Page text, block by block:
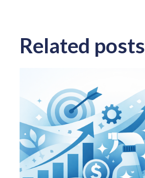
Related posts